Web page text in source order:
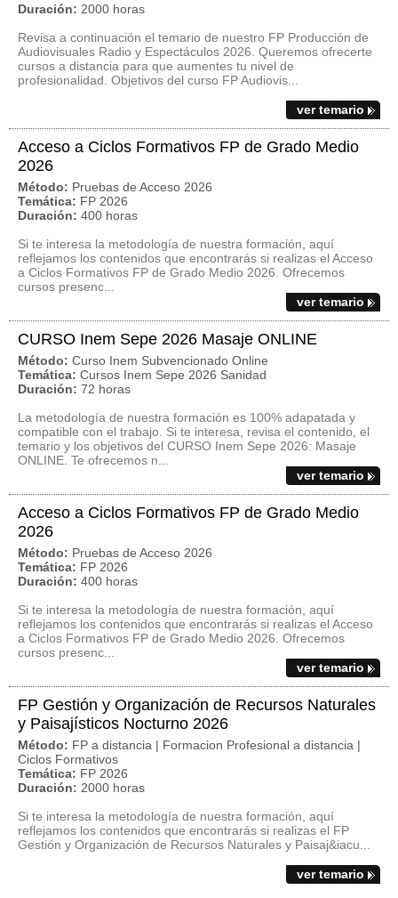
Duración: 2000 horas
Revisa a continuación el temario de nuestro FP Producción de
Audiovisuales Radio y Espectáculos 2026. Queremos ofrecerte
cursos a distancia para que aumentes tu nivel de
profesionalidad. Objetivos del curso FP Audiovis...
ver temario
Acceso a Ciclos Formativos FP de Grado Medio
2026
Método: Pruebas de Acceso 2026
Temática: FP 2026
Duración: 400 horas
Si te interesa la metodología de nuestra formación, aquí
reflejamos los contenidos que encontrarás si realizas el Acceso
a Ciclos Formativos FP de Grado Medio 2026. Ofrecemos
cursos presenc...
ver temario
CURSO Inem Sepe 2026 Masaje ONLINE
Método: Curso Inem Subvencionado Online
Temática: Cursos Inem Sepe 2026 Sanidad
Duración: 72 horas
La metodología de nuestra formación es 100% adapatada y
compatible con el trabajo. Si te interesa, revisa el contenido, el
temario y los objetivos del CURSO Inem Sepe 2026: Masaje
ONLINE. Te ofrecemos n...
ver temario
Acceso a Ciclos Formativos FP de Grado Medio
2026
Método: Pruebas de Acceso 2026
Temática: FP 2026
Duración: 400 horas
Si te interesa la metodología de nuestra formación, aquí
reflejamos los contenidos que encontrarás si realizas el Acceso
a Ciclos Formativos FP de Grado Medio 2026. Ofrecemos
cursos presenc...
ver temario
FP Gestión y Organización de Recursos Naturales
y Paisajísticos Nocturno 2026
Método: FP a distancia | Formacion Profesional a distancia |
Ciclos Formativos
Temática: FP 2026
Duración: 2000 horas
Si te interesa la metodología de nuestra formación, aquí
reflejamos los contenidos que encontrarás si realizas el FP
Gestión y Organización de Recursos Naturales y Paisaj&iacu...
ver temario